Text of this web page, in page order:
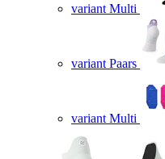
variant Multi
variant Paars
variant Multi